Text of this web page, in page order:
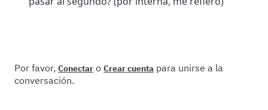
Por favor, Conectar o Crear cuenta para unirse a la
conversación.